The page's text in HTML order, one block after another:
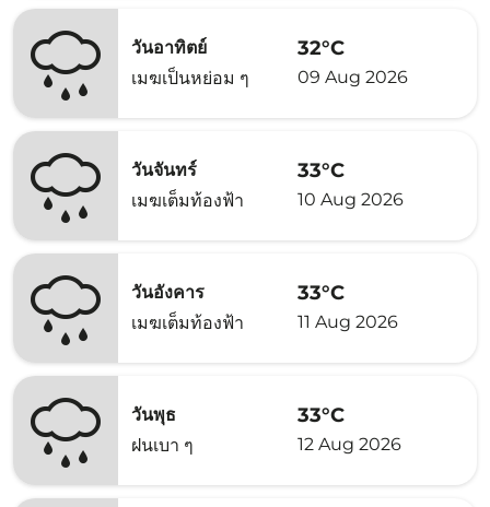
วันอาทิตย์
เมฆเป็นหย่อม ๆ
32°C
09 Aug 2026
วันจันทร์
เมฆเต็มท้องฟ้า
33°C
10 Aug 2026
วันอังคาร
เมฆเต็มท้องฟ้า
33°C
11 Aug 2026
วันพุธ
ฝนเบา ๆ
33°C
12 Aug 2026